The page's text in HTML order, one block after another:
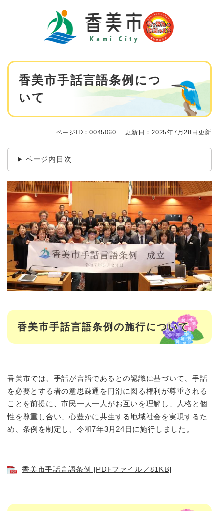
本
香美市手話言語条例につ
いて
ページID：0045060 更新日：2025年7月28日更新
ページ内目次
香美市手話言語条例の施行について
香美市では、手話が言語であるとの認識に基づいて、手話
を必要とする者の意思疎通を円滑に図る権利が尊重される
ことを前提に、市民一人一人がお互いを理解し、人格と個
性を尊重し合い、心豊かに共生する地域社会を実現するた
め、条例を制定し、令和7年3月24日に施行しました。
香美市手話言語条例 [PDFファイル／81KB]